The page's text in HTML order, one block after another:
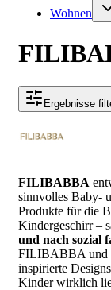
Wohnen
Ergebnisse
FILIBABBA
sinnvolles Baby-
Produkte für die
Kindergeschirr –
und nach sozial
FILIBABBA und
inspirierte
Kinder wirklich